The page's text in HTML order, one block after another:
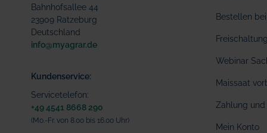
Bahnhofsallee 44
23909 Ratzeburg
Deutschland
info@myagrar.de
Kundenservice:
Servicetelefon:
+49 4541 8668 290
(Mo.-Fr. von 8.00 bis 16.00 Uhr)
Bestellen
Webinar
Maissaat
Zahlung
Mein Konto